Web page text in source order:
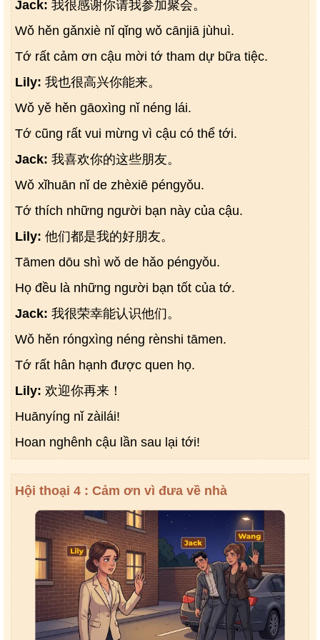
Jack: 我很感谢你请我参加聚会。
Wǒ hěn gǎnxiè nǐ qǐng wǒ cānjiā jùhuì.
Tớ rất cảm ơn cậu mời tớ tham dự bữa tiệc.
Lily: 我也很高兴你能来。
Wǒ yě hěn gāoxìng nǐ néng lái.
Tớ cũng rất vui mừng vì cậu có thể tới.
Jack: 我喜欢你的这些朋友。
Wǒ xǐhuān nǐ de zhèxiē péngyǒu.
Tớ thích những người bạn này của cậu.
Lily: 他们都是我的好朋友。
Tāmen dōu shì wǒ de hǎo péngyǒu.
Họ đều là những người bạn tốt của tớ.
Jack: 我很荣幸能认识他们。
Wǒ hěn róngxìng néng rènshi tāmen.
Tớ rất hân hạnh được quen họ.
Lily: 欢迎你再来！
Huānyíng nǐ zàilái!
Hoan nghênh cậu lần sau lại tới!
Hội thoại 4 : Cảm ơn vì đưa về nhà